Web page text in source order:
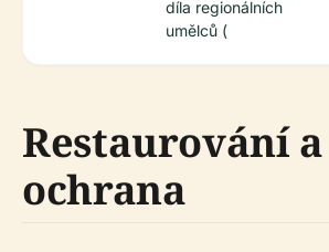
díla regionálních
umělců (
Restaurování a
ochrana